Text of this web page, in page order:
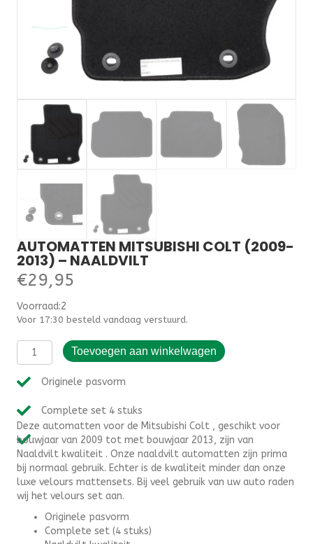
AUTOMATTEN MITSUBISHI COLT (2009-
2013) – NAALDVILT
€29,95
Voorraad:2
Voor 17:30 besteld vandaag verstuurd.
Automatten
Mitsubishi
Colt
(2009-
-
Naaldvilt
aantal
Toevoegen aan winkelwagen
Originele pasvorm
Complete set 4 stuks
Deze automatten voor de Mitsubishi Colt , geschikt voor
bouwjaar van 2009 tot met bouwjaar 2013, zijn van
Naaldvilt kwaliteit . Onze naaldvilt automatten zijn prima
bij normaal gebruik. Echter is de kwaliteit minder dan onze
luxe velours mattensets. Bij veel gebruik van uw auto raden
wij het velours set aan.
Originele pasvorm
Complete set (4 stuks)